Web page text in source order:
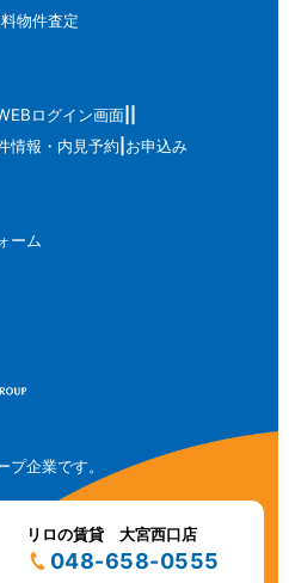
物件査定
ログイン画面
情報・内見予約 お申込み
ーム
企業です。
リロの賃貸 大宮西口店
048-658-0555